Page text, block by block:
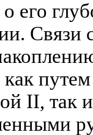
его
Связи
II, так